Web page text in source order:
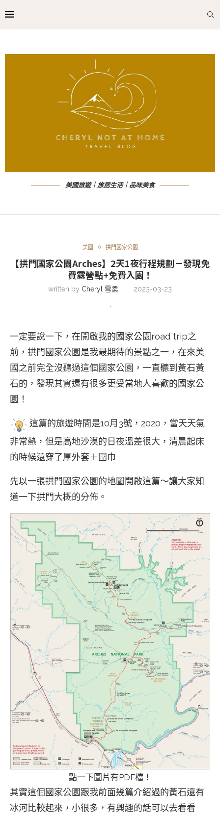
美國旅遊｜旅居生活｜品味美食
美國 拱門國家公園
【拱門國家公園Arches】2天1夜行程規劃－發現免
費露營點+免費入園！
written by Cheryl 雪柔 2023-03-23
一定要說一下，在開啟我的國家公園road trip之
前，拱門國家公園是我最期待的景點之一，在來美
國之前完全沒聽過這個國家公園，一直聽到黃石黃
石的，發現其實還有很多更受當地人喜歡的國家公
園！
這篇的旅遊時間是10月3號，2020，當天天氣
非常熱，但是高地沙漠的日夜溫差很大，清晨起床
的時候還穿了厚外套＋圍巾
先以一張拱門國家公園的地圖開啟這篇～讓大家知
道一下拱門大概的分佈。
點一下圖片有PDF檔！
其實這個國家公園跟我前面幾篇介紹過的黃石還有
冰河比較起來，小很多，有興趣的話可以去看看